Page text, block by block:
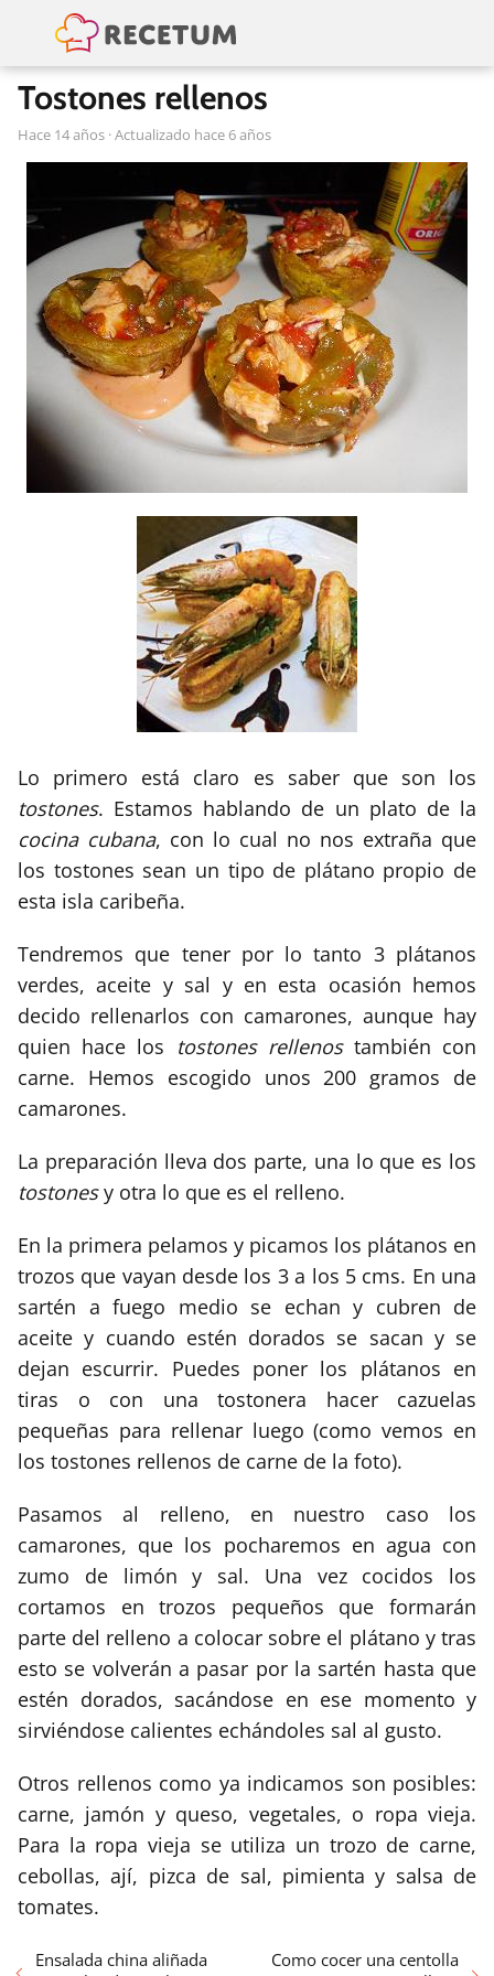
Tostones rellenos
hace 14 años · Actualizado hace 6 años
Lo primero está claro es saber que son los
tostones. Estamos hablando de un plato de la
cocina cubana, con lo cual no nos extraña que
los tostones sean un tipo de plátano propio de
esta isla caribeña.
Tendremos que tener por lo tanto 3 plátanos
verdes, aceite y sal y en esta ocasión hemos
decido rellenarlos con camarones, aunque hay
quien hace los tostones rellenostambién con
carne. Hemos escogido unos 200 gramos de
camarones.
La preparación lleva dos parte, una lo que es los
tostonesy otra lo que es el relleno.
En la primera pelamos y picamos los plátanos en
trozos que vayan desde los 3 a los 5 cms. En una
sartén a fuego medio se echan y cubren de
aceite y cuando estén dorados se sacan y se
dejan escurrir. Puedes poner los plátanos en
tiras o con una tostonera hacer cazuelas
pequeñas para rellenar luego (como vemos en
los tostones rellenos de carne de la foto).
Pasamos al relleno, en nuestro caso los
camarones, que los pocharemos en agua con
zumo de limón y sal. Una vez cocidos los
cortamos en trozos pequeños que formarán
parte del relleno a colocar sobre el plátano y tras
esto se volverán a pasar por la sartén hasta que
estén dorados, sacándose en ese momento y
sirviéndose calientes echándoles sal al gusto.
Otros rellenos como ya indicamos son posibles:
carne, jamón y queso, vegetales, o ropa vieja.
Para la ropa vieja se utiliza un trozo de carne,
cebollas, ají, pizca de sal, pimienta y salsa de
tomates.
Ensalada china aliñada
Como cocer una centolla